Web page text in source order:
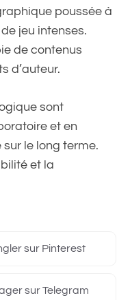
poussée à
jeu intenses.
de contenus
d’auteur.
sont
et en
le long terme.
et la
sur Pinterest
sur Telegram